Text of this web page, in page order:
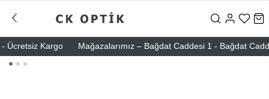
Kargo Mağazalarımız – Bağdat Caddesi 1 - Bağdat